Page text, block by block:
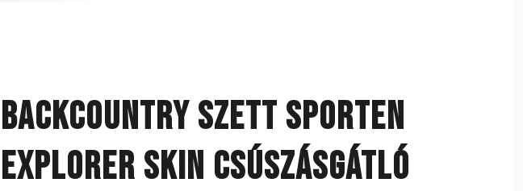
Backcountry szett SPORTEN
Explorer SKIN csúszásgátló